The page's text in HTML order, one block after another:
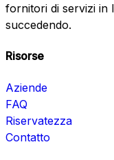
fornitori di servizi in
succedendo.
Risorse
Aziende
FAQ
Riservatezza
Contatto